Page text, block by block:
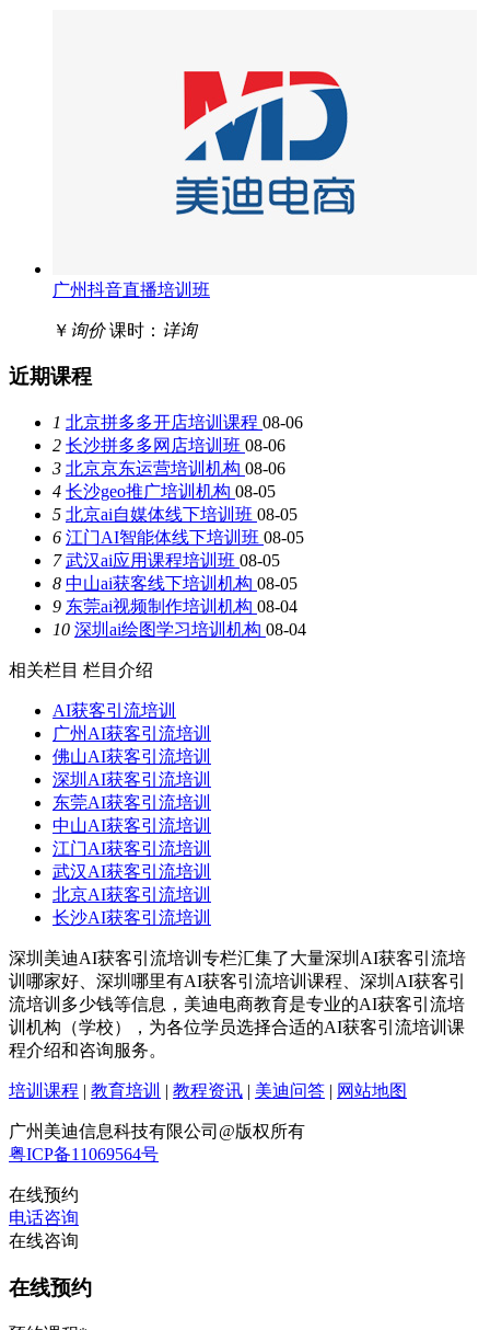
广州抖音直播培训班
￥ 询价 课时： 详询
近期课程
1 北京拼多多开店培训课程 08-06
2 长沙拼多多网店培训班 08-06
3 北京京东运营培训机构 08-06
4 长沙geo推广培训机构 08-05
5 北京ai自媒体线下培训班 08-05
6 江门AI智能体线下培训班 08-05
7 武汉ai应用课程培训班 08-05
8 中山ai获客线下培训机构 08-05
9 东莞ai视频制作培训机构 08-04
10 深圳ai绘图学习培训机构 08-04
相关栏目 栏目介绍
AI获客引流培训
广州AI获客引流培训
佛山AI获客引流培训
深圳AI获客引流培训
东莞AI获客引流培训
中山AI获客引流培训
江门AI获客引流培训
武汉AI获客引流培训
北京AI获客引流培训
长沙AI获客引流培训
深圳美迪AI获客引流培训专栏汇集了大量深圳AI获客引流培
训哪家好、深圳哪里有AI获客引流培训课程、深圳AI获客引
流培训多少钱等信息，美迪电商教育是专业的AI获客引流培
训机构（学校），为各位学员选择合适的AI获客引流培训课
程介绍和咨询服务。
培训课程 | 教育培训 | 教程资讯 | 美迪问答 | 网站地图
广州美迪信息科技有限公司@版权所有
粤ICP备11069564号
在线预约
电话咨询
在线咨询
在线预约